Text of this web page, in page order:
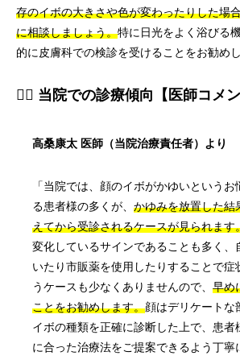
存のイボの大きさや色が変わったりした場
に相談しましょう。特に日光をよく浴びる
的に皮膚科での検診を受けることをお勧めし
👨‍⚕️ 当院での診療傾向【医師コメン
高桑康太 医師（当院治療責任者）より
「当院では、顔のイボがかゆいという
る患者様の多くが、 かゆみを放置した結
えてから受診されるケースが見られます
変化しているサインであることも多く、
いたり市販薬を使用したりすることで症
うケースも少なくありませんので、 早め
ことをお勧めします。顔はデリケートな
イボの種類を正確に診断した上で、患者
に合った治療法をご提案できるよう丁寧